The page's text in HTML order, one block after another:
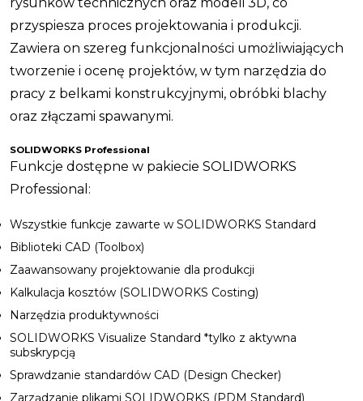
przyspiesza proces projektowania i produkcji.
Zawiera on szereg funkcjonalności umożliwiających
tworzenie i ocenę projektów, w tym narzędzia do
pracy z belkami konstrukcyjnymi, obróbki blachy
oraz złączami spawanymi.
SOLIDWORKS Professional
Funkcje dostępne w pakiecie SOLIDWORKS
Professional:
Wszystkie funkcje zawarte w SOLIDWORKS Standard
Biblioteki CAD (Toolbox)
Zaawansowany projektowanie dla produkcji
Kalkulacja kosztów (SOLIDWORKS Costing)
Narzędzia produktywności
SOLIDWORKS Visualize Standard *tylko z aktywna
subskrypcją
Sprawdzanie standardów CAD (Design Checker)
Zarządzanie plikami SOLIDWORKS (PDM Standard)